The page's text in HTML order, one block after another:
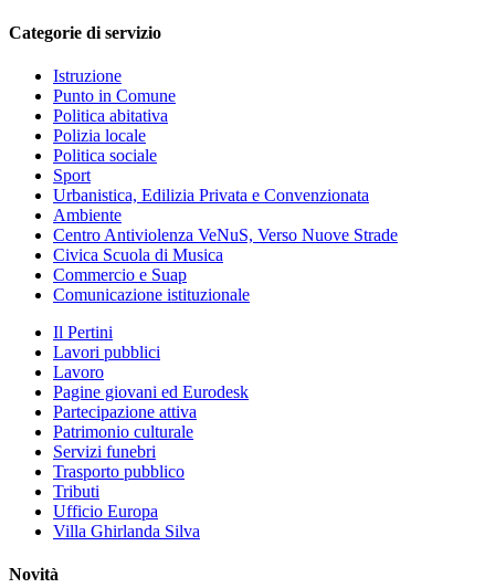
Categorie di servizio
Istruzione
Punto in Comune
Politica abitativa
Polizia locale
Politica sociale
Sport
Urbanistica, Edilizia Privata e Convenzionata
Ambiente
Centro Antiviolenza VeNuS, Verso Nuove Strade
Civica Scuola di Musica
Commercio e Suap
Comunicazione istituzionale
Il Pertini
Lavori pubblici
Lavoro
Pagine giovani ed Eurodesk
Partecipazione attiva
Patrimonio culturale
Servizi funebri
Trasporto pubblico
Tributi
Ufficio Europa
Villa Ghirlanda Silva
Novità